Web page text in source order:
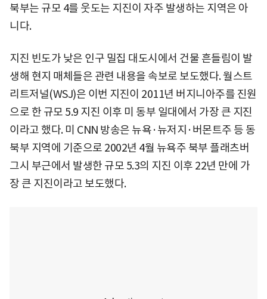
북부는 규모 4를 웃도는 지진이 자주 발생하는 지역은 아
니다.
지진 빈도가 낮은 인구 밀집 대도시에서 건물 흔들림이 발
생해 현지 매체들은 관련 내용을 속보로 보도했다. 월스트
리트저널(WSJ)은 이번 지진이 2011년 버지니아주를 진원
으로 한 규모 5.9 지진 이후 미 동부 일대에서 가장 큰 지진
이라고 했다. 미 CNN 방송은 뉴욕·뉴저지·버몬트주 등 동
북부 지역에 기준으로 2002년 4월 뉴욕주 북부 플래츠버
그시 부근에서 발생한 규모 5.3의 지진 이후 22년 만에 가
장 큰 지진이라고 보도했다.